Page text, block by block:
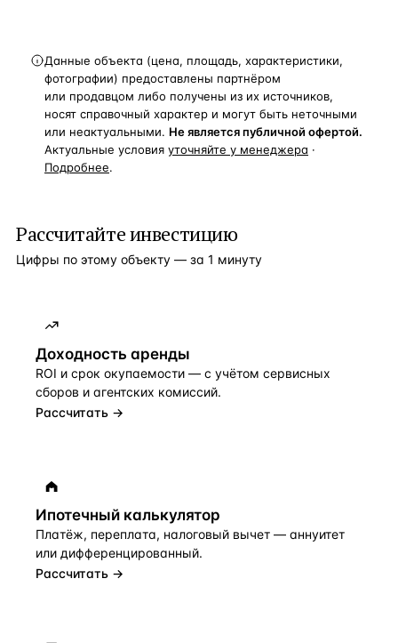
Данные объекта (цена, площадь, характеристики,
фотографии) предоставлены партнёром
или продавцом либо получены из их источников,
носят справочный характер и могут быть неточными
или неактуальными. Не является публичной офертой.
Актуальные условия уточняйте у менеджера ·
Подробнее.
Рассчитайте инвестицию
Цифры по этому объекту — за 1 минуту
Доходность аренды
ROI и срок окупаемости — с учётом сервисных
сборов и агентских комиссий.
Рассчитать →
Ипотечный калькулятор
Платёж, переплата, налоговый вычет — аннуитет
или дифференцированный.
Рассчитать →